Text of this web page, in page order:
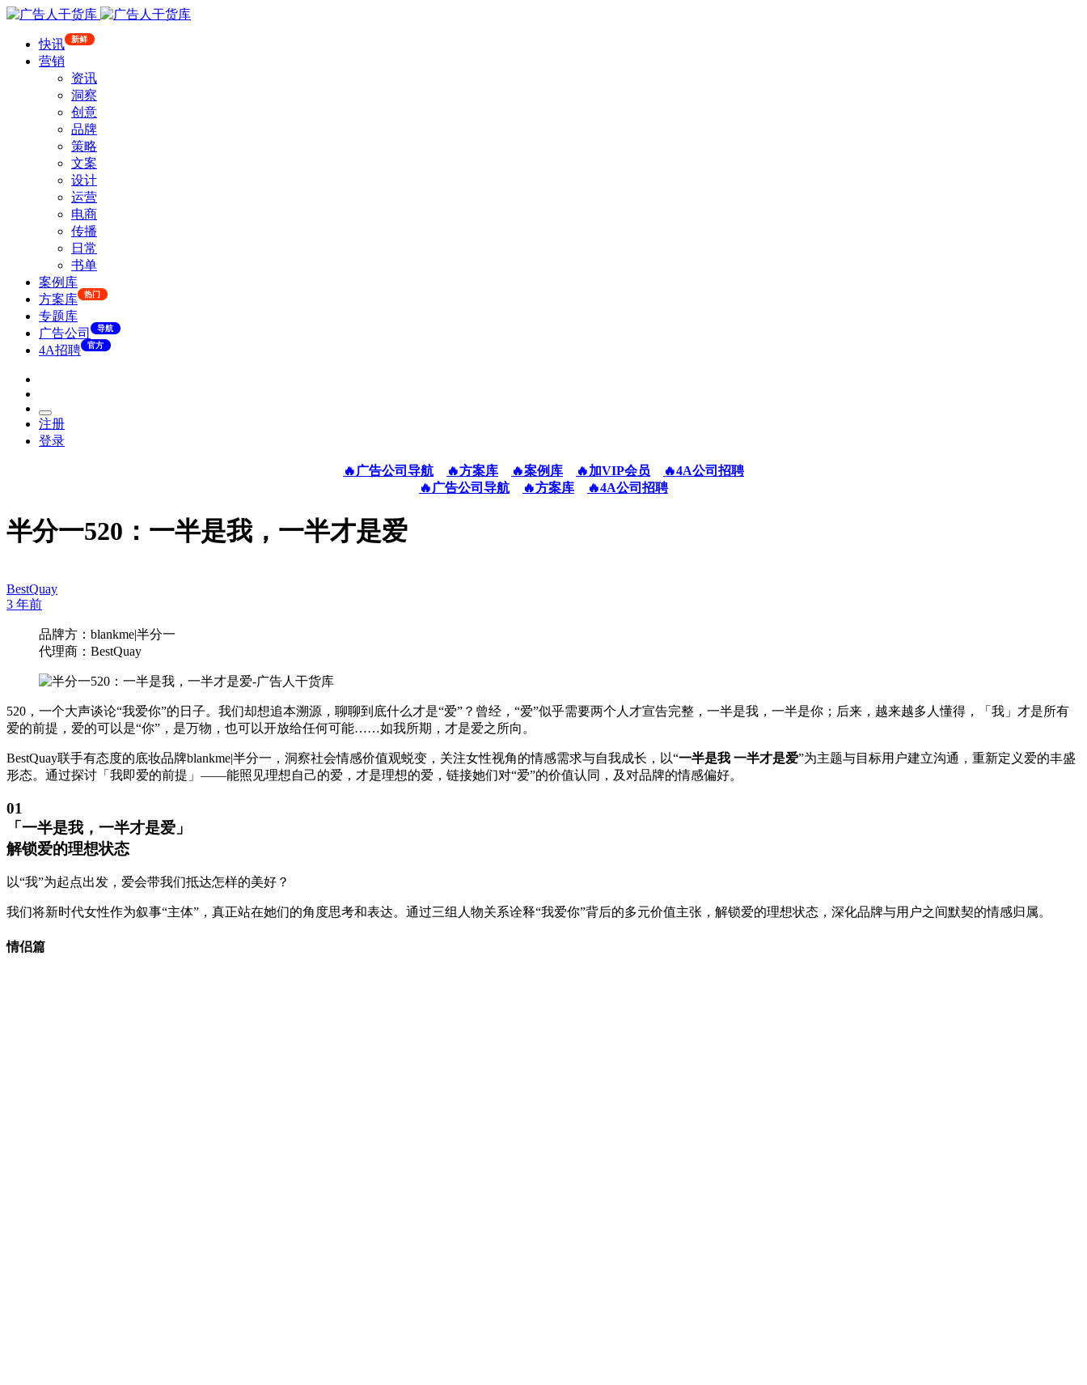
快讯 新鲜
营销
资讯
洞察
创意
品牌
策略
文案
设计
运营
电商
传播
日常
书单
案例库
方案库
热门
专题库
广告公司
导航
4A招聘 官方
注册
登录
🔥广告公司导航 🔥方案库 🔥案例库 🔥加VIP会员
🔥4A公司招聘
🔥广告公司导航
🔥方案库 🔥4A公司招聘
半分一520：一半是我，一半才是爱
BestQuay
3 年前
品牌方：blankme|半分一
代理商：BestQuay
520，一个大声谈论“我爱你”的日子。我们却想追本溯源，聊聊到底什么才是“爱”？曾经，“爱”似乎需要两个人才宣告完整，一半是我，一半是你；后来，越来越多人懂得，「我」才是所有
爱的前提，爱的可以是“你”，是万物，也可以开放给任何可能……如我所期，才是爱之所向。
BestQuay联手有态度的底妆品牌blankme|半分一，洞察社会情感价值观蜕变，关注女性视角的情感需求与自我成长，以“一半是我 一半才是爱”为主题与目标用户建立沟通，重新定义爱的丰盛
形态。通过探讨「我即爱的前提」——能照见理想自己的爱，才是理想的爱，链接她们对“爱”的价值认同，及对品牌的情感偏好。
01
「一半是我，一半才是爱」
解锁爱的理想状态
以“我”为起点出发，爱会带我们抵达怎样的美好？
我们将新时代女性作为叙事“主体”，真正站在她们的角度思考和表达。通过三组人物关系诠释“我爱你”背后的多元价值主张，解锁爱的理想状态，深化品牌与用户之间默契的情感归属。
情侣篇